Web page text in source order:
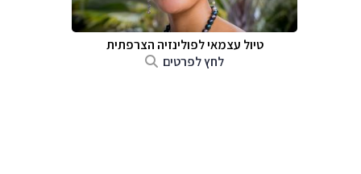
טיול עצמאי לפולינזיה הצרפתית
לחץ לפרטים